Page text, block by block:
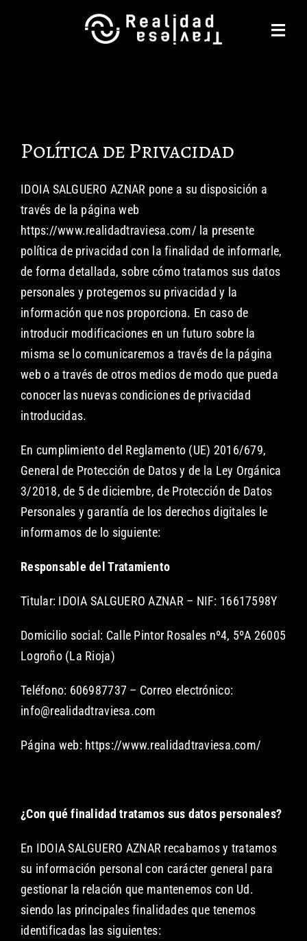
Catálogo
Contacto
Equipo
Otros Servicios
Formación no reglada
Proyectos audiovisuales
Política de Privacidad
IDOIA SALGUERO AZNAR pone a su disposición a
través de la página web
https://www.realidadtraviesa.com/ la presente
política de privacidad con la finalidad de informarle,
de forma detallada, sobre cómo tratamos sus datos
personales y protegemos su privacidad y la
información que nos proporciona. En caso de
introducir modificaciones en un futuro sobre la
misma se lo comunicaremos a través de la página
web o a través de otros medios de modo que pueda
conocer las nuevas condiciones de privacidad
introducidas.
En cumplimiento del Reglamento (UE) 2016/679,
General de Protección de Datos y de la Ley Orgánica
3/2018, de 5 de diciembre, de Protección de Datos
Personales y garantía de los derechos digitales le
informamos de lo siguiente:
Responsable del Tratamiento
Titular: IDOIA SALGUERO AZNAR – NIF: 16617598Y
Domicilio social: Calle Pintor Rosales nº4, 5ºA 26005
Logroño (La Rioja)
Teléfono: 606987737 – Correo electrónico:
info@realidadtraviesa.com
Página web: https://www.realidadtraviesa.com/
¿Con qué finalidad tratamos sus datos personales?
En IDOIA SALGUERO AZNAR recabamos y tratamos
su información personal con carácter general para
gestionar la relación que mantenemos con Ud.
siendo las principales finalidades que tenemos
identificadas las siguientes: